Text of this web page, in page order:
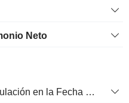
Neto
Total de Acciones en Circulación en la Fecha de Presentación